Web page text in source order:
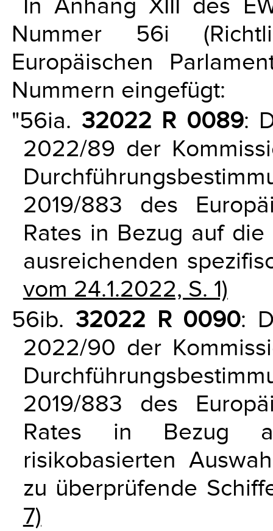
In Anhang XIII des
Nummer 56i
Europäischen
Nummern eingefügt:
"56ia. 32022 R 0089:
2022/89 der
2019/883 des
Rates in Bezug auf
ausreichenden
vom 24.1.2022, S. 1)
56ib. 32022 R 0090:
2022/90 der
2019/883 des
Rates in Bezug
risikobasierten
zu überprüfende
7)